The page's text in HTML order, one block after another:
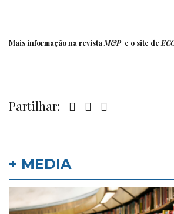
Mais informação na revista M&Pe o site de
Partilhar:
+ MEDIA